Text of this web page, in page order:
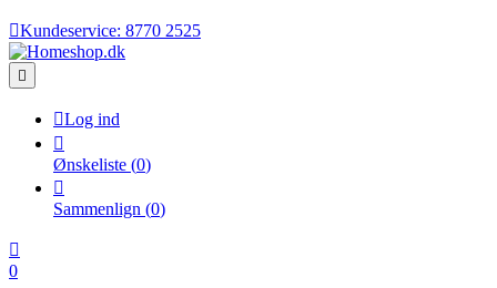
Kundeservice: 8770 2525

Log ind

Ønskeliste (0)

Sammenlign (0)

0